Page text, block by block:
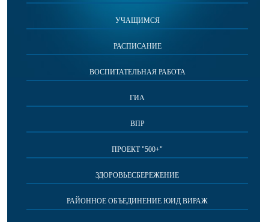
УЧАЩИМСЯ
РАСПИСАНИЕ
ВОСПИТАТЕЛЬНАЯ РАБОТА
ГИА
ВПР
ПРОЕКТ "500+"
ЗДОРОВЬЕСБЕРЕЖЕНИЕ
РАЙОННОЕ ОБЪЕДИНЕНИЕ ЮИД ВИРАЖ